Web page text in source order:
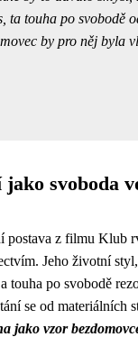
ta touha po svobodě
by pro něj byla
jako svoboda
postava z filmu Klub
Jeho životní
touha po svobodě
se od materiálních
jako vzor